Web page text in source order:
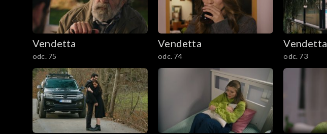
Vendetta
odc. 75
Vendetta
odc. 74
Vendetta
odc. 73